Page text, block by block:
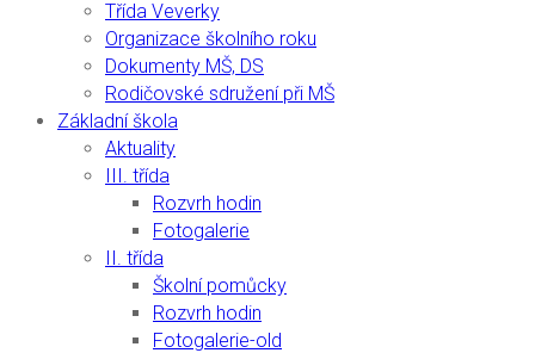
Třída Veverky
Organizace školního roku
Dokumenty MŠ, DS
Rodičovské sdružení při MŠ
Základní škola
Aktuality
III. třída
Rozvrh hodin
Fotogalerie
II. třída
Školní pomůcky
Rozvrh hodin
Fotogalerie-old